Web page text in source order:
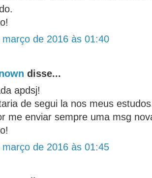
março de 2016 às 01:40
disse...
apdsj!
de segui la nos meus
me enviar sempre uma msg
março de 2016 às 01:45